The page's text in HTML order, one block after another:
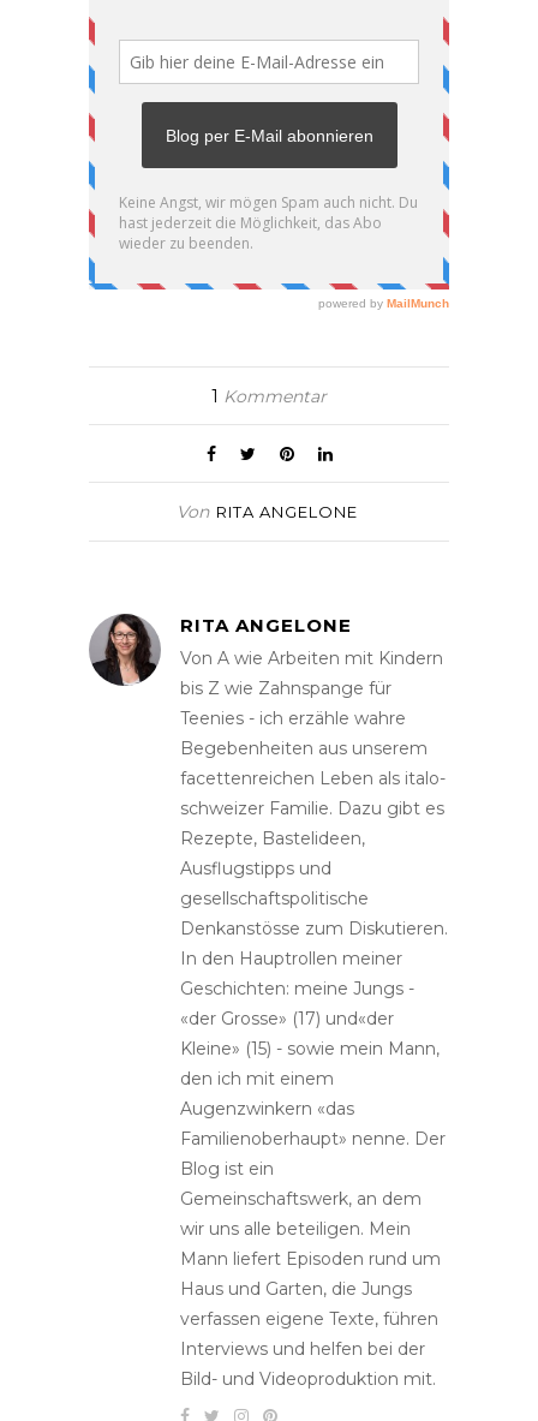
1 Kommentar
Von RITA ANGELONE
RITA ANGELONE
Von A wie Arbeiten mit Kindern
bis Z wie Zahnspange für
Teenies - ich erzähle wahre
Begebenheiten aus unserem
facettenreichen Leben als italo-
schweizer Familie. Dazu gibt es
Rezepte, Bastelideen,
Ausflugstipps und
gesellschaftspolitische
Denkanstösse zum Diskutieren.
In den Hauptrollen meiner
Geschichten: meine Jungs -
«der Grosse» (17) und«der
Kleine» (15) - sowie mein Mann,
den ich mit einem
Augenzwinkern «das
Familienoberhaupt» nenne. Der
Blog ist ein
Gemeinschaftswerk, an dem
wir uns alle beteiligen. Mein
Mann liefert Episoden rund um
Haus und Garten, die Jungs
verfassen eigene Texte, führen
Interviews und helfen bei der
Bild- und Videoproduktion mit.